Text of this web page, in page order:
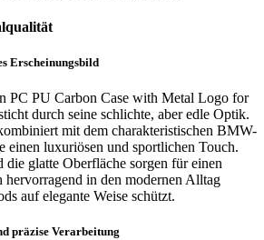
Erscheinungsbild
PC PU Carbon Case with Metal Logo for
durch seine schlichte, aber edle Optik.
mit dem charakteristischen BMW-
einen luxuriösen und sportlichen Touch.
die glatte Oberfläche sorgen für einen
in den modernen Alltag
auf elegante Weise schützt.
präzise Verarbeitung